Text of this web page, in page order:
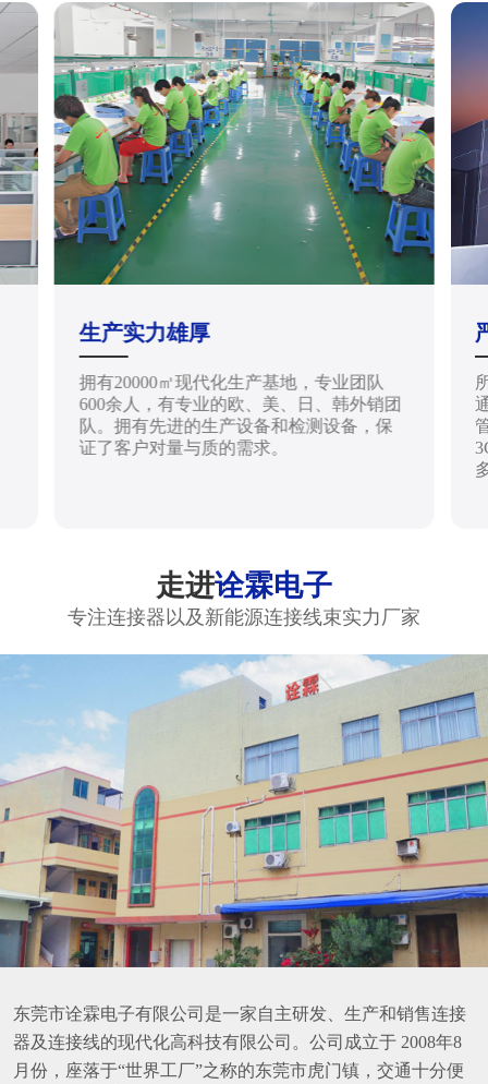
生产实力雄厚
拥有20000㎡现代化生产基地，专业团队
600余人，有专业的欧、美、日、韩外销团
队。拥有先进的生产设备和检测设备，保
证了客户对量与质的需求。
走进诠霖电子
专注连接器以及新能源连接线束实力厂家
东莞市诠霖电子有限公司是一家自主研发、生产和销售连接
器及连接线的现代化高科技有限公司。公司成立于 2008年8
月份，座落于“世界工厂”之称的东莞市虎门镇，交通十分便